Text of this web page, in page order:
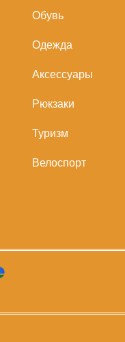
Обувь
Одежда
Аксессуары
Рюкзаки
Туризм
Велоспорт